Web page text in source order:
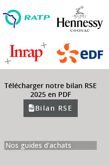
Télécharger notre bilan RSE
2025 en PDF
Bilan RSE
Nos guides d'achats